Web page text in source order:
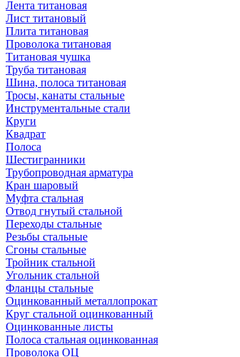
Лента титановая
Лист титановый
Плита титановая
Проволока титановая
Титановая чушка
Труба титановая
Шина, полоса титановая
Тросы, канаты стальные
Инструментальные стали
Круги
Квадрат
Полоса
Шестигранники
Трубопроводная арматура
Кран шаровый
Муфта стальная
Отвод гнутый стальной
Переходы стальные
Резьбы стальные
Сгоны стальные
Тройник стальной
Угольник стальной
Фланцы стальные
Оцинкованный металлопрокат
Круг стальной оцинкованный
Оцинкованные листы
Полоса стальная оцинкованная
Проволока ОЦ